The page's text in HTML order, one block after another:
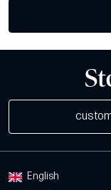
English